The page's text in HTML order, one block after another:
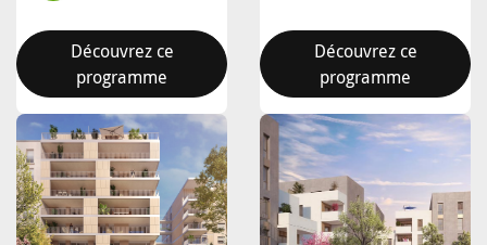
Découvrez ce
programme
Découvrez ce
programme